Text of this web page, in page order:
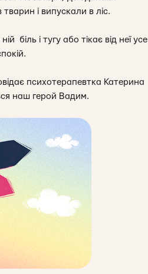
і випускали в ліс.
біль і тугу або тікає від неї усе
психотерапевтка Катерина
наш герой Вадим.